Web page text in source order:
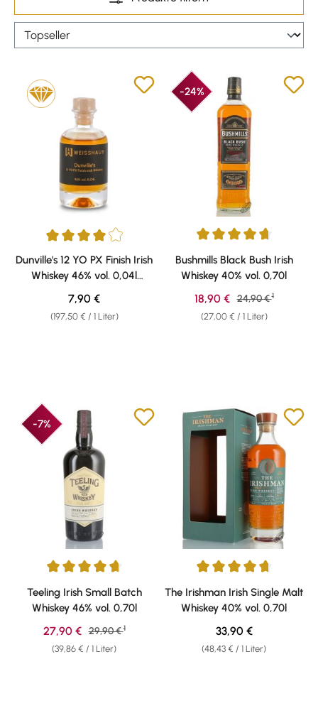
Durchschnittliche Bewertung von 4 von 5 Sternen
Dunville's 12 YO PX Finish Irish
Whiskey 46% vol. 0,04l
Weisshaus Sample
(197,50 € / 1 Liter)
Regulärer Preis:
7,90 €
-24%
Durchschnittliche Bewertung
Bushmills Black Bush Irish
Whiskey 40% vol. 0,70l
(27,00 € / 1 Liter)
Verkaufspreis:
18,90 € Regulärer Preis:
24,90 € 1
-7%
Durchschnittliche Bewertung von 4.79 von 5 Sternen
Teeling Irish Small Batch
Whiskey 46% vol. 0,70l
(39,86 € / 1 Liter)
Verkaufspreis:
27,90 € Regulärer Preis:
29,90 € 1
Durchschnittliche Bewertung
The Irishman Irish Single Malt
Whiskey 40% vol. 0,70l
(48,43 € / 1 Liter)
Regulärer Preis:
33,90 €